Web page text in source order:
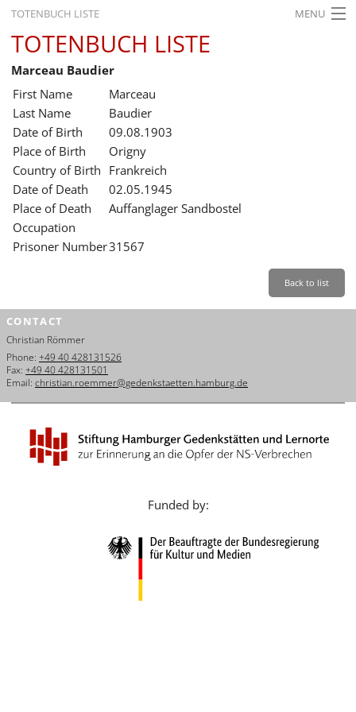
TOTENBUCH LISTE MENU
STARTSEITE
AUSSTELLUNGEN
GESCHICHTE
BILDUNG
FORSCHUNG
SERVICE
Leichte Sprache
Dansk
Español
Italiano
Nederlands
Português
TOTENBUCH LISTE
Marceau Baudier
First Name
Marceau
Last Name
Baudier
Date of Birth
09.08.1903
Place of Birth
Origny
Country of Birth Frankreich
Date of Death
02.05.1945
Place of Death
Auffanglager Sandbostel
Occupation
Prisoner Number31567
Back to list
CONTACT
Christian Römmer
Phone: +49 40 428131526
Fax: +49 40 428131501
Email: christian.roemmer@gedenkstaetten.hamburg.de
Funded by: